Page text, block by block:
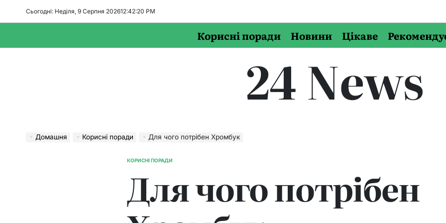
Сьогодні: Неділя, 9 Серпня 202612:42:21 PM
Корисні поради Новини Цікаве
24 News
Домашня Корисні поради Для чого потрібен Хромбук
ОПУБЛІКУВАТИ
КОРИСНІ ПОРАДИ
Для чого потрібен